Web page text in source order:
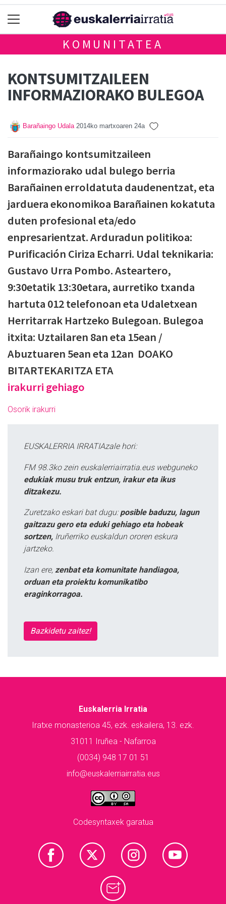
KOMUNITATEA
KONTSUMITZAILEEN
INFORMAZIORAKO BULEGOA
Barañaingo Udala 2014ko martxoaren 24a
Barañaingo kontsumitzaileen
informaziorako udal bulego berria
Barañainen erroldatuta daudenentzat, eta
jarduera ekonomikoa Barañainen kokatuta
duten profesional eta/edo
enpresarientzat. Arduradun politikoa:
Purificación Ciriza Echarri. Udal teknikaria:
Gustavo Urra Pombo. Asteartero,
9:30etatik 13:30etara, aurretiko txanda
hartuta 012 telefonoan eta Udaletxean
Herritarrak Hartzeko Bulegoan. Bulegoa
itxita: Uztailaren 8an eta 15ean /
Abuztuaren 5ean eta 12an DOAKO
BITARTEKARITZA ETA
irakurri gehiago
Osorik irakurri
EUSKALERRIA IRRATIAzale hori:
FM 98.3ko zein euskalerriairratia.eus webguneko
edukiak musu truk entzun, irakur eta ikus
ditzakezu.
Zuretzako eskari bat dugu: posible baduzu, lagun
gaitzazu gero eta eduki gehiago eta hobeak
sortzen, Iruñerriko euskaldun ororen eskura
jartzeko.
Izan ere, zenbat eta komunitate handiagoa,
orduan eta proiektu komunikatibo
eraginkorragoa.
Bazkidetu zaitez!
Euskalerria Irratia
Iratxe monasterioa 45, ezk. eskailera, 13. ezk.
31011 Iruñea - Nafarroa
(0034) 948 17 01 51
info@euskalerriairratia.eus
Codesyntaxek garatua